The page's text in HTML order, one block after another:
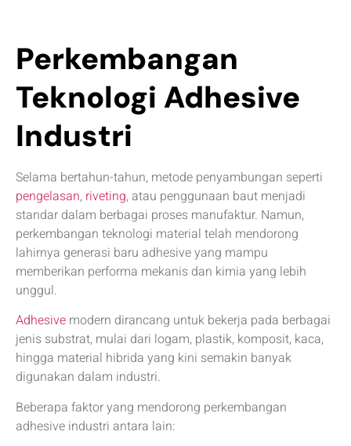
Perkembangan
Teknologi Adhesive
Industri
Selama bertahun-tahun, metode penyambungan seperti
pengelasan, riveting, atau penggunaan baut menjadi
standar dalam berbagai proses manufaktur. Namun,
perkembangan teknologi material telah mendorong
lahirnya generasi baru adhesive yang mampu
memberikan performa mekanis dan kimia yang lebih
unggul.
Adhesive modern dirancang untuk bekerja pada berbagai
jenis substrat, mulai dari logam, plastik, komposit, kaca,
hingga material hibrida yang kini semakin banyak
digunakan dalam industri.
Beberapa faktor yang mendorong perkembangan
adhesive industri antara lain: